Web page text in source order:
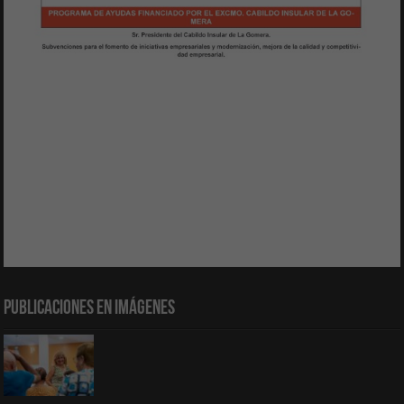
Publicaciones en Imágenes